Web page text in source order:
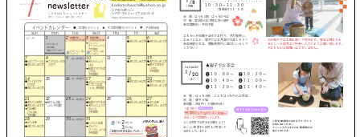
お問合わせ
運営団体